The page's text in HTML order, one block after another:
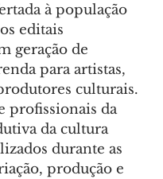
à população
editais
geração de
para artistas,
culturais.
profissionais da
da cultura
durante as
produção e